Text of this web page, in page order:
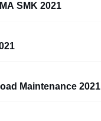
SMK 2021
Maintenance 2021